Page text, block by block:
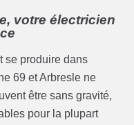
votre électricien
se produire dans
69 et Arbresle ne
être sans gravité,
pour la plupart